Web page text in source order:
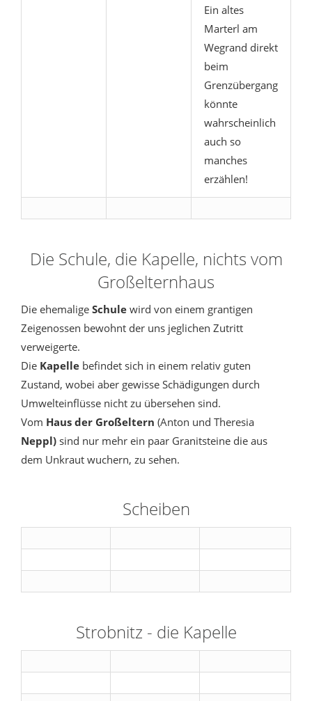
Ein altes
Marterl am
Wegrand direkt
beim
Grenzübergang
könnte
wahrscheinlich
auch so
manches
erzählen!
Die Schule, die Kapelle, nichts vom
Großelternhaus
Die ehemalige Schule wird von einem grantigen
Zeigenossen bewohnt der uns jeglichen Zutritt
verweigerte.
Die Kapelle befindet sich in einem relativ guten
Zustand, wobei aber gewisse Schädigungen durch
Umwelteinflüsse nicht zu übersehen sind.
Vom Haus der Großeltern (Anton und Theresia
Neppl) sind nur mehr ein paar Granitsteine die aus
dem Unkraut wuchern, zu sehen.
Scheiben
Strobnitz - die Kapelle